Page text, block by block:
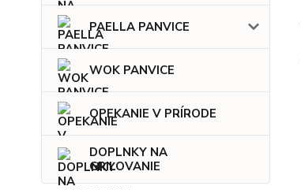
PAELLA PANVICE
WOK PANVICE
OPEKANIE V PRÍRODE
DOPLNKY NA
GRILOVANIE